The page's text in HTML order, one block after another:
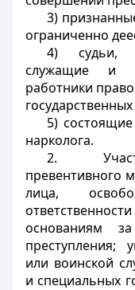
3)
ограниченно
4) судьи,
служащие и
работники
5)
нарколога.
2.
превентивного
лица,
основаниям
преступления;
или воинской
и специальных